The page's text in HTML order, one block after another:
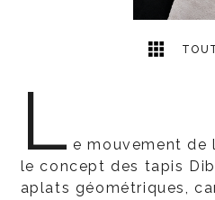
L e mouvement de
le concept des tapis
aplats géométriques,